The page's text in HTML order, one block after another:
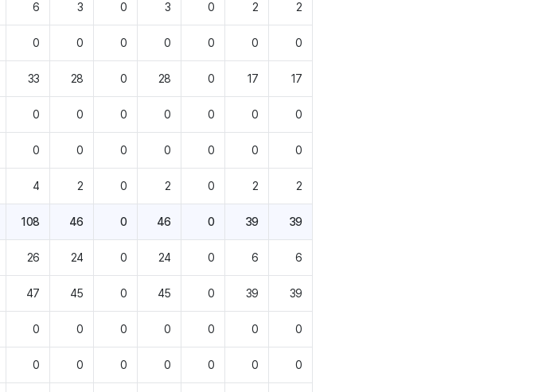
6 3 0 3 0 2 2
0 0 0 0 0 0 0
33 28 0 28 0 17 17
0 0 0 0 0 0 0
0 0 0 0 0 0 0
4 2 0 2 0 2 2
108 46 0 46 0 39 39
26 24 0 24 0 6 6
47 45 0 45 0 39 39
0 0 0 0 0 0 0
0 0 0 0 0 0 0